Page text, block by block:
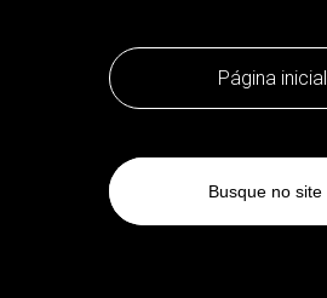
Página inicial